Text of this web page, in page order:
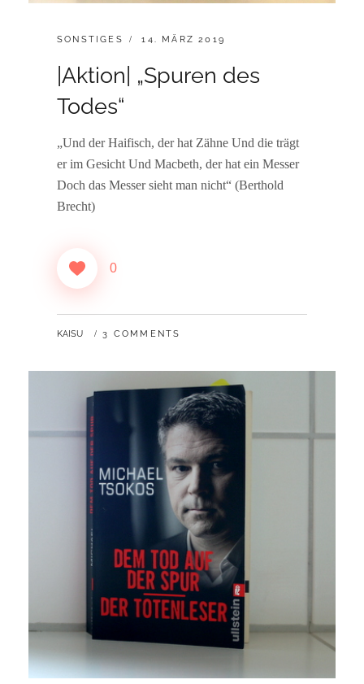
CATEGORIES:
SONSTIGES
POSTED
14. MÄRZ 2019
|Aktion| „Spuren des
Todes“
„Und der Haifisch, der hat Zähne Und die trägt
er im Gesicht Und Macbeth, der hat ein Messer
Doch das Messer sieht man nicht“ (Berthold
Brecht)
0
BY
KAISU 3 COMMENTS